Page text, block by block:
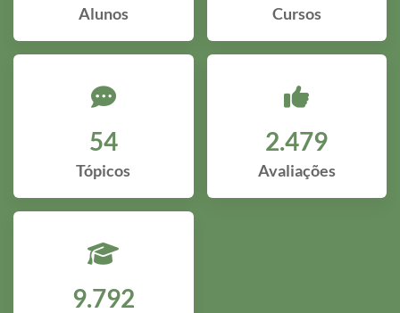
Alunos Cursos
54
Tópicos
2.479
Avaliações
9.792